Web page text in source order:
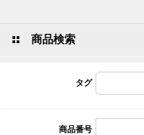
商品検索
タグ
商品番号